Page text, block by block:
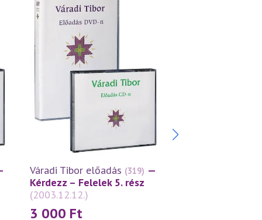
Váradi Tibor előadás (319) —
Kérdezz – Felelek 5. rész
(2003.12.12.)
3 000 Ft